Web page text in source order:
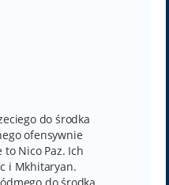
do środka
ofensywnie
Nico Paz. Ich
i Mkhitaryan.